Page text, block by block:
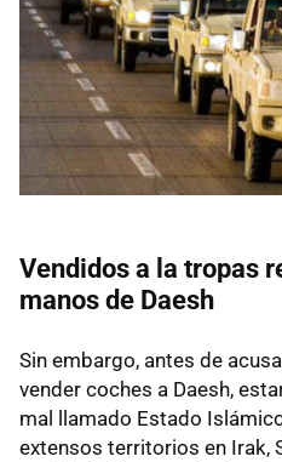
Vendidos a la tropas
manos de Daesh
Sin embargo, antes de
vender coches a Daesh,
mal llamado Estado
extensos territorios en Irak,